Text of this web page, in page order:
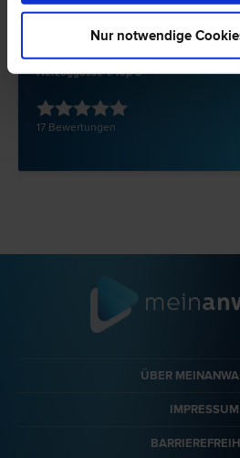
Nur notwendige
Medien­recht | Miet­recht | Vertrags­recht
2340 Mödling
Herzoggasse 1/Top 5
17 Bewertungen
ÜBER
IMPRESSUM